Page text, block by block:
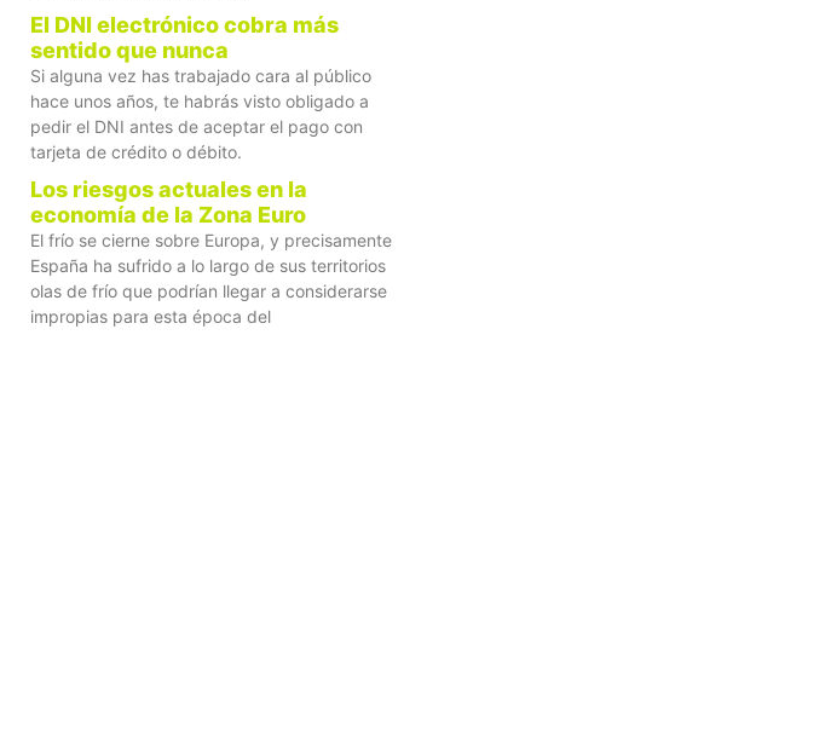
El DNI electrónico cobra más
sentido que nunca
Si alguna vez has trabajado cara al público
hace unos años, te habrás visto obligado a
pedir el DNI antes de aceptar el pago con
tarjeta de crédito o débito.
Los riesgos actuales en la
economía de la Zona Euro
El frío se cierne sobre Europa, y precisamente
España ha sufrido a lo largo de sus territorios
olas de frío que podrían llegar a considerarse
impropias para esta época del